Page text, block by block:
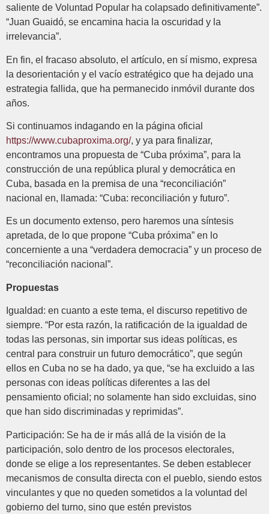
saliente de Voluntad Popular ha colapsado definitivamente”.
“Juan Guaidó, se encamina hacia la oscuridad y la
irrelevancia”.
En fin, el fracaso absoluto, el artículo, en sí mismo, expresa
la desorientación y el vacío estratégico que ha dejado una
estrategia fallida, que ha permanecido inmóvil durante dos
años.
Si continuamos indagando en la página oficial
https://www.cubaproxima.org/, y ya para finalizar,
encontramos una propuesta de “Cuba próxima”, para la
construcción de una república plural y democrática en
Cuba, basada en la premisa de una “reconciliación”
nacional en, llamada: “Cuba: reconciliación y futuro”.
Es un documento extenso, pero haremos una síntesis
apretada, de lo que propone “Cuba próxima” en lo
concerniente a una “verdadera democracia” y un proceso de
“reconciliación nacional”.
Propuestas
Igualdad: en cuanto a este tema, el discurso repetitivo de
siempre. “Por esta razón, la ratificación de la igualdad de
todas las personas, sin importar sus ideas políticas, es
central para construir un futuro democrático”, que según
ellos en Cuba no se ha dado, ya que, “se ha excluido a las
personas con ideas políticas diferentes a las del
pensamiento oficial; no solamente han sido excluidas, sino
que han sido discriminadas y reprimidas”.
Participación: Se ha de ir más allá de la visión de la
participación, solo dentro de los procesos electorales,
donde se elige a los representantes. Se deben establecer
mecanismos de consulta directa con el pueblo, siendo estos
vinculantes y que no queden sometidos a la voluntad del
gobierno del turno, sino que estén previstos